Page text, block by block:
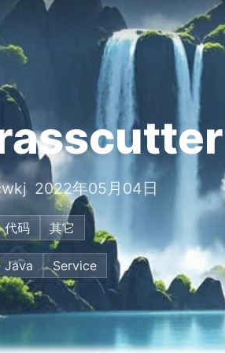
2022年05月04日
代码 其它
Java Service